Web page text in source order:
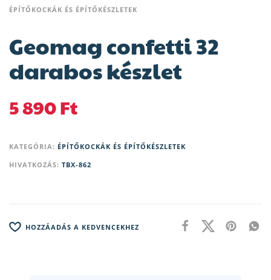
ÉPÍTŐKOCKÁK ÉS ÉPÍTŐKÉSZLETEK
Geomag confetti 32
darabos készlet
5 890Ft
KATEGÓRIA: ÉPÍTŐKOCKÁK ÉS ÉPÍTŐKÉSZLETEK
HIVATKOZÁS: TBX-862
HOZZÁADÁS A KEDVENCEKHEZ